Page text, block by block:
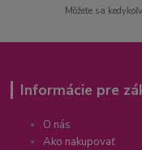
Môžete sa
Informácie pre
O nás
Ako nakupovať